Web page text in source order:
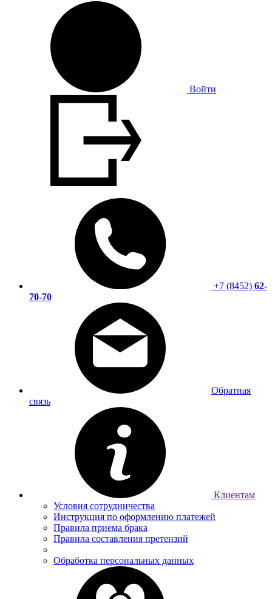
Войти
+7 (8452) 62-
70-70
Обратная
связь
Клиентам
Условия сотрудничества
Инструкция по оформлению платежей
Правила приема брака
Правила составления претензий
Обработка персональных данных